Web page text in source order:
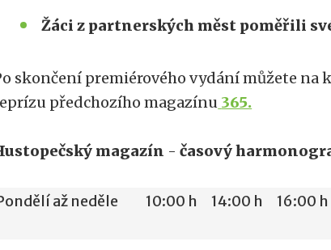
Žáci z partnerských měst poměřili
skončení premiérového vydání můžete na
předchozího magazínu 365.
magazín -časový
až neděle 10:00 h 14:00 h 16:00 h